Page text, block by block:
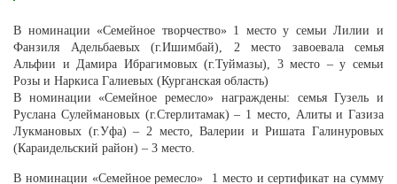
В номинации «Семейное творчество» 1 место у семьи Лилии и
Фанзиля Адельбаевых (г.Ишимбай), 2 место завоевала семья
Альфии и Дамира Ибрагимовых (г.Туймазы), 3 место – у семьи
Розы и Наркиса Галиевых (Курганская область)
В номинации «Семейное ремесло» награждены: семья Гузель и
Руслана Сулеймановых (г.Стерлитамак) – 1 место, Алиты и Газиза
Лукмановых (г.Уфа) – 2 место, Валерии и Ришата Галинуровых
(Караидельский район) – 3 место.
В номинации «Семейное ремесло» 1 место и сертификат на сумму